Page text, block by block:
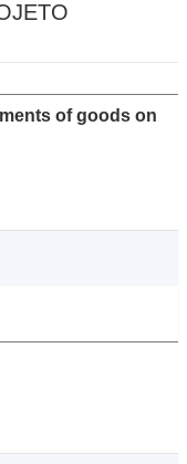
of goods on